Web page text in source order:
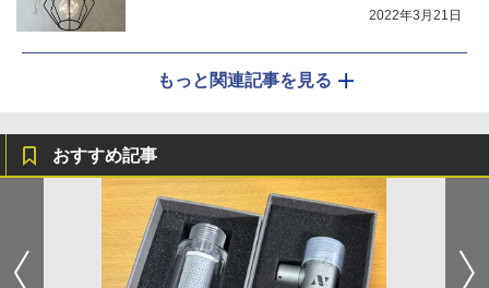
2022年3月21日
もっと関連記事を見る
おすすめ記事